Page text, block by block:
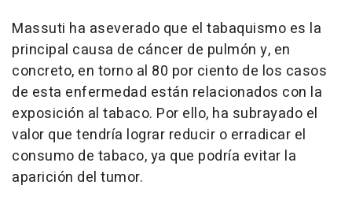
Massuti ha aseverado que el tabaquismo es la
principal causa de cáncer de pulmón y, en
concreto, en torno al 80 por ciento de los casos
de esta enfermedad están relacionados con la
exposición al tabaco. Por ello, ha subrayado el
valor que tendría lograr reducir o erradicar el
consumo de tabaco, ya que podría evitar la
aparición del tumor.